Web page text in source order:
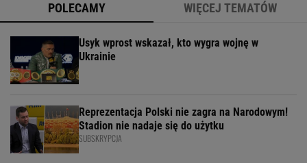
POLECAMY WIĘCEJ TEMATÓW
Usyk wprost wskazał, kto wygra wojnę w
Ukrainie
Reprezentacja Polski nie zagra na Narodowym!
Stadion nie nadaje się do użytku
SUBSKRYPCJA